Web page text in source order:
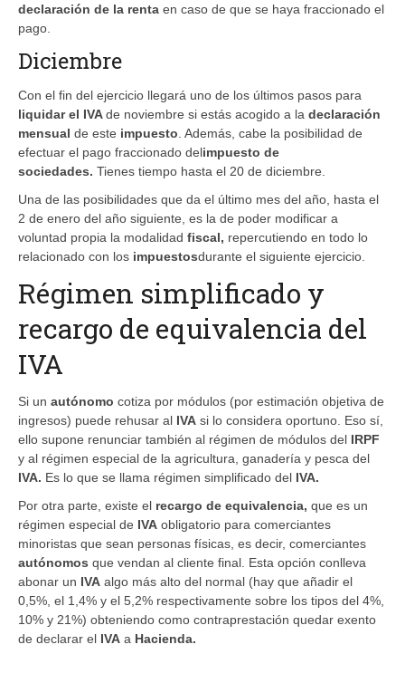
declaración de la renta en caso de que se haya fraccionado el
pago.
Diciembre
Con el fin del ejercicio llegará uno de los últimos pasos para
liquidar el IVAde noviembre si estás acogido a la declaración
mensual de este impuesto . Además, cabe la posibilidad de
efectuar el pago fraccionado delimpuesto de
sociedades. Tienes tiempo hasta el 20 de diciembre.
Una de las posibilidades que da el último mes del año, hasta el
2 de enero del año siguiente, es la de poder modificar a
voluntad propia la modalidad fiscal, repercutiendo en todo lo
relacionado con los impuestosdurante el siguiente ejercicio.
Régimen simplificado y
recargo de equivalencia del
IVA
Si un autónomo cotiza por módulos (por estimación objetiva de
ingresos) puede rehusar al IVA si lo considera oportuno. Eso sí,
ello supone renunciar también al régimen de módulos del IRPF
y al régimen especial de la agricultura, ganadería y pesca del
IVA. Es lo que se llama régimen simplificado del IVA.
Por otra parte, existe el recargo de equivalencia, que es un
régimen especial de IVA obligatorio para comerciantes
minoristas que sean personas físicas, es decir, comerciantes
autónomos que vendan al cliente final. Esta opción conlleva
abonar un IVA algo más alto del normal (hay que añadir el
0,5%, el 1,4% y el 5,2% respectivamente sobre los tipos del 4%,
10% y 21%) obteniendo como contraprestación quedar exento
de declarar el IVA a Hacienda.